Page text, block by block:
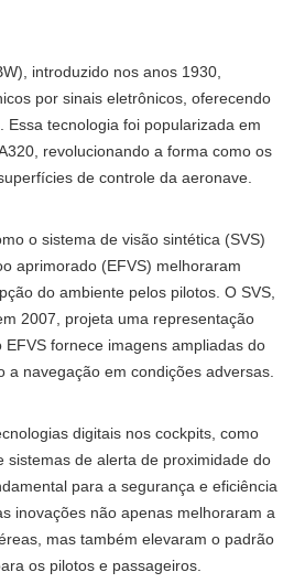
introduzido nos anos 1930,
por sinais eletrônicos, oferecendo
Essa tecnologia foi popularizada em
revolucionando a forma como os
de controle da aeronave.
o sistema de visão sintética (SVS)
aprimorado (EFVS) melhoraram
do ambiente pelos pilotos. O SVS,
2007, projeta uma representação
fornece imagens ampliadas do
a navegação em condições adversas.
digitais nos cockpits, como
sistemas de alerta de proximidade do
para a segurança e eficiência
inovações não apenas melhoraram a
mas também elevaram o padrão
os pilotos e passageiros.